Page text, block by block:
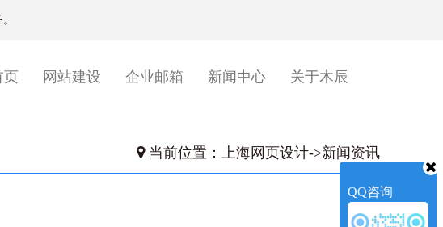
页(current)网站建设 企业邮箱 新闻中心 关于木辰
当前位置： 上海网页设计->新闻资讯
QQ咨询